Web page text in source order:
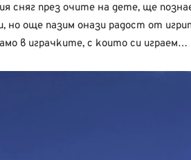
сняг през очите на дете, ще
но още пазим онази радост от
в играчките, с които си играем…